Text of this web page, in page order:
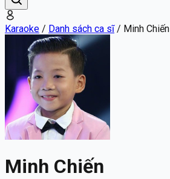
Karaoke / Danh sách ca sĩ/ Minh Chiến
Minh Chiến